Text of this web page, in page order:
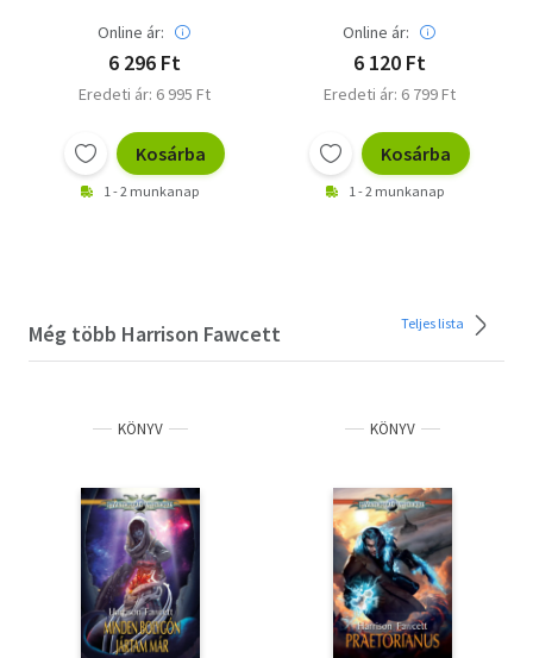
Online ár:
6 296 Ft
Eredeti ár: 6 995 Ft
Kosárba
1 - 2 munkanap
Online ár:
6 120 Ft
Eredeti ár: 6 799 Ft
Kosárba
1 - 2 munkanap
Még több Harrison Fawcett Teljes lista
KÖNYV KÖNYV